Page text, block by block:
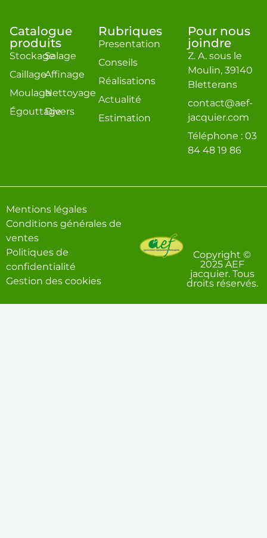
Catalogue
produits
Stockage
Caillage
Moulage
Égouttage
Salage
Affinage
Nettoyage
Divers
Rubriques
Presentation
Conseils
Réalisations
Actualité
Estimation
Pour nous
joindre
Z. A. sous le
Moulin, 39140
Bletterans
contact@aef-
jacquier.com
Téléphone : 03
84 48 19 86
Copyright ©
2025 AEF
jacquier. Tous
droits réservés.
Mentions légales
Conditions générales de
ventes
Politiques de
confidentialité
Gestion des cookies